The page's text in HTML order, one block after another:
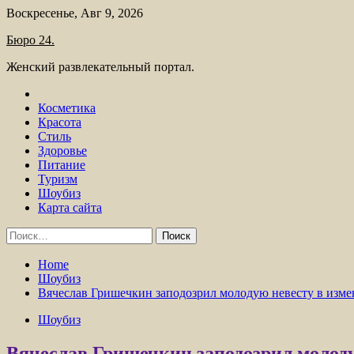
Skip
content
Воскресенье, Авг 9, 2026
Бюро 24.
Женский развлекательный портал.
Косметика
Красота
Стиль
Здоровье
Питание
Туризм
Шоубиз
Карта сайта
Найти:
Home
Шоубиз
Вячеслав Гришечкин заподозрил молодую невесту в
Шоубиз